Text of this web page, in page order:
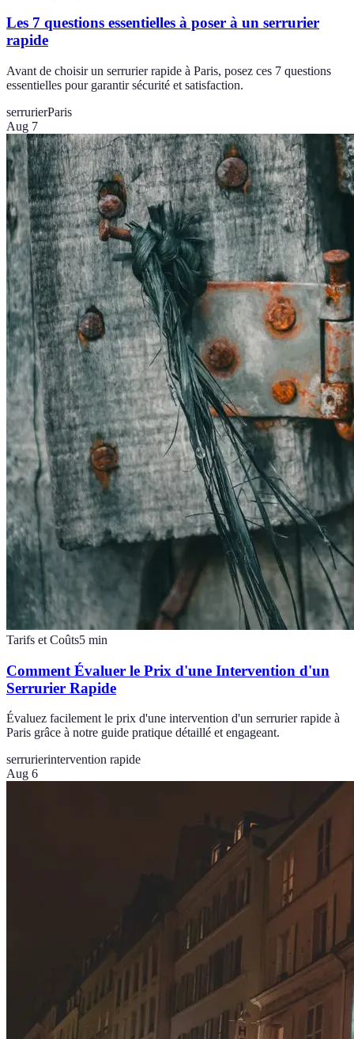
Les 7 questions essentielles à poser à un serrurier
rapide
Avant de choisir un serrurier rapide à Paris, posez ces 7 questions
essentielles pour garantir sécurité et satisfaction.
serrurierParis
Aug 7
Tarifs et Coûts5 min
Comment Évaluer le Prix d'une Intervention d'un
Serrurier Rapide
Évaluez facilement le prix d'une intervention d'un serrurier rapide à
Paris grâce à notre guide pratique détaillé et engageant.
serrurierintervention rapide
Aug 6